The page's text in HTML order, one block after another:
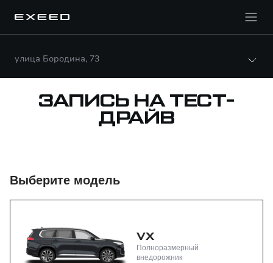
улица Бородина, 73
ЗАПИСЬ НА ТЕСТ-
ДРАЙВ
Выберите модель
VX
Полноразмерный
внедорожник